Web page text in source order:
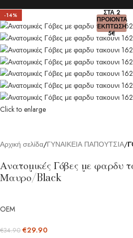
-14% ΣΤΑ 2
ΠΡΟΙΟΝΤΑ
ΕΚΠΤΩΣΗ
5€
Click to enlarge
Αρχική σελίδα ΓΥΝΑΙΚΕΙΑ ΠΑΠΟΥΤΣΙΑ
Ανατομικές Γόβες με φαρδυ
Μαυρο/Black
OEM
€34.90 €29.90